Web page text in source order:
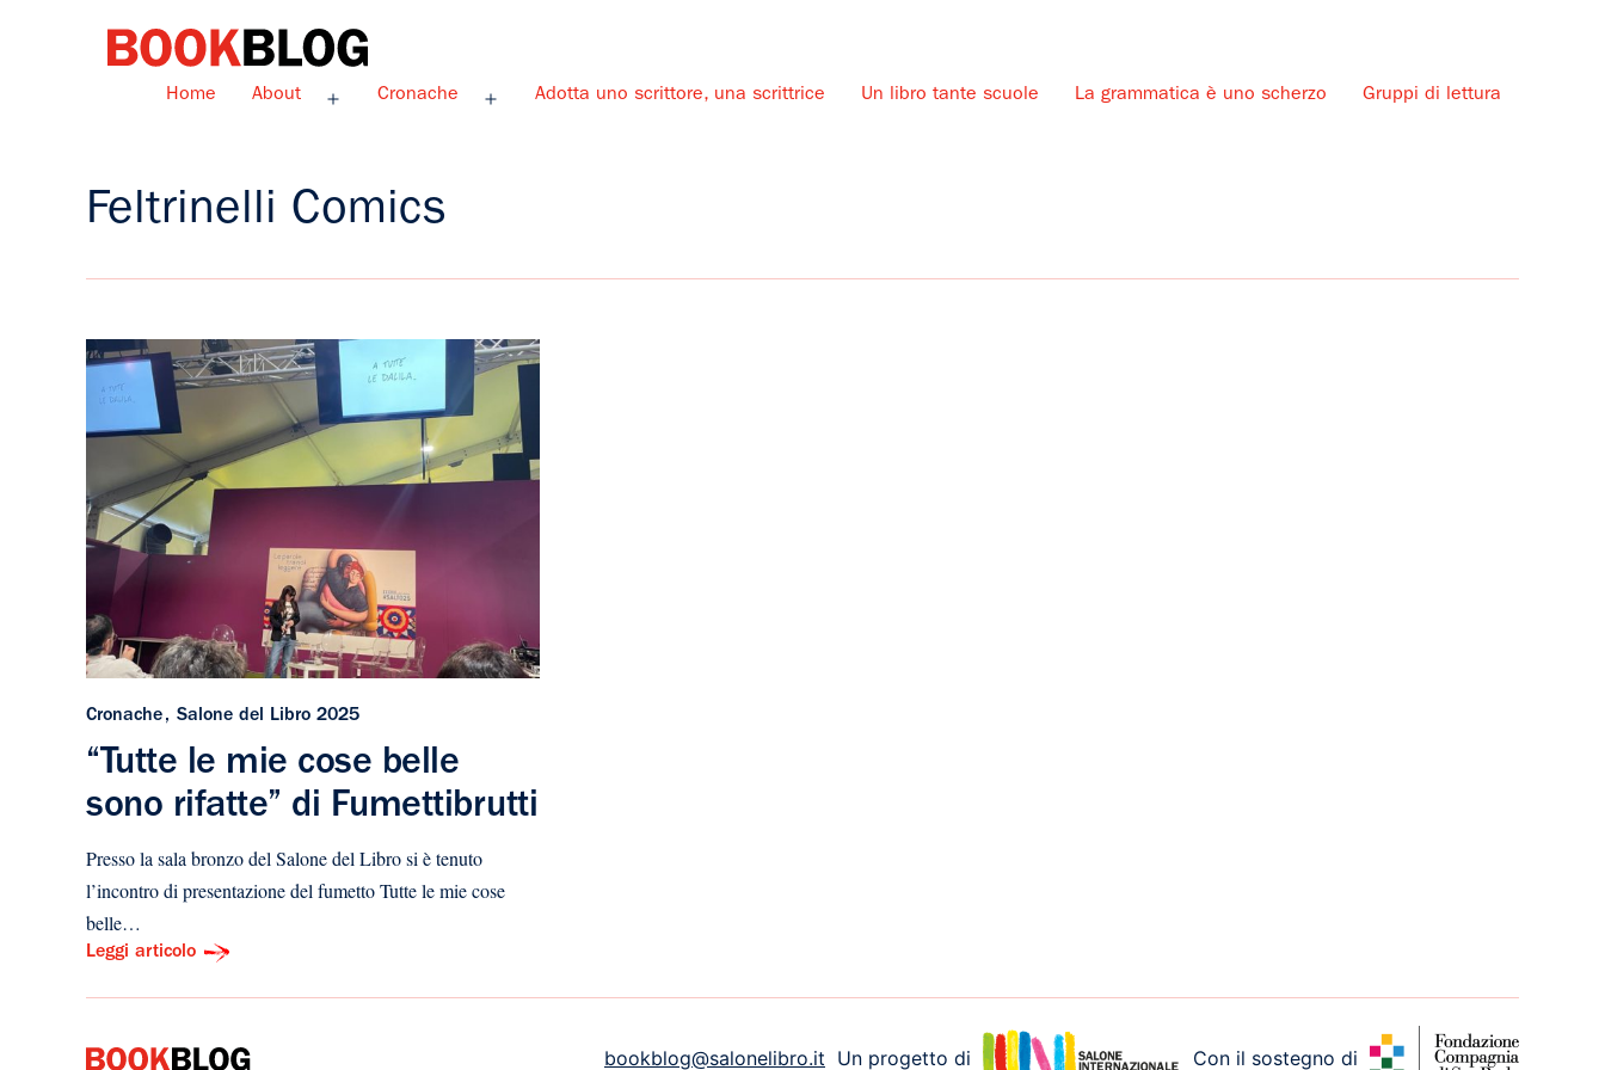
Home About
Apri
Cronache
Apri
Adotta uno scrittore, una scrittrice Un libro tante scuole La grammatica è uno scherzo Gruppi di lettura
Feltrinelli Comics
Cronache Salone del Libro 2025
“Tutte le mie cose belle
sono rifatte” di Fumettibrutti
Presso la sala bronzo del Salone del Libro si è tenuto
l’incontro di presentazione del fumetto Tutte le mie cose
belle…
Leggi articolo
bookblog@salonelibro.it Un progetto di Con il sostegno di